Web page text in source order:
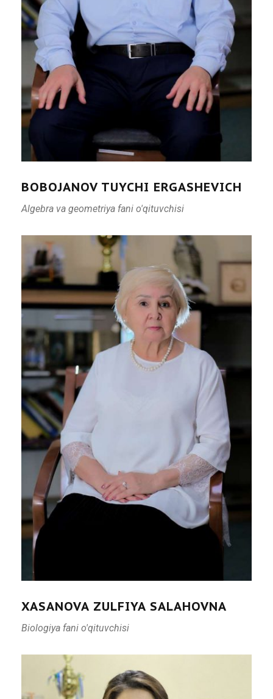
BOBOJANOV TUYCHI ERGASHEVICH
Algebra va geometriya fani o'qituvchisi
XASANOVA ZULFIYA SALAHOVNA
Biologiya fani o'qituvchisi